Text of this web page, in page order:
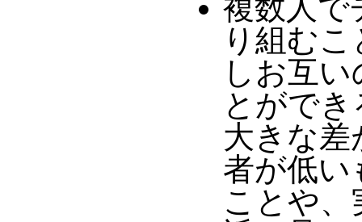
複数人で
り組む
しお互
とがで
大きな差
者が低い
ことや